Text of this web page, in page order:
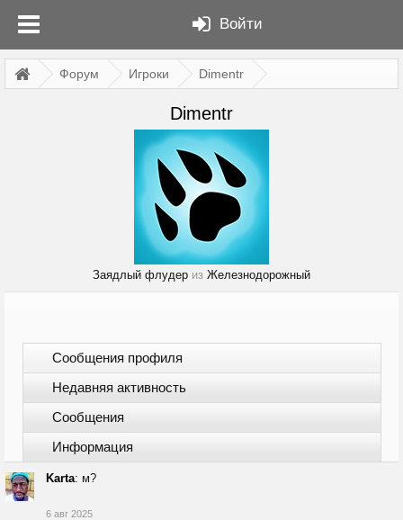
Войти
Форум Игроки Dimentr
Dimentr
Заядлый флудер из Железнодорожный
Сообщения профиля
Недавняя активность
Сообщения
Информация
Karta: м?
6 авг 2025